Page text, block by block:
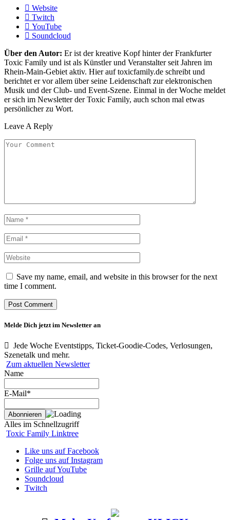
Website
Twitch
YouTube
Soundcloud
Über den Autor: Er ist der kreative Kopf hinter der Frankfurter
Toxic Family und ist als Künstler und Veranstalter seit Jahren im
Rhein-Main-Gebiet aktiv. Hier auf toxicfamily.de schreibt und
berichtet er vor allem über seine Leidenschaft zur elektronischen
Musik und der Club- und Event-Szene. Einmal in der Woche meldet
er sich im Newsletter der Toxic Family, auch schon mal etwas
persönlicher zu Wort.
Leave A Reply
Save my name, email, and website in this browser for the next
time I comment.
Melde Dich jetzt im Newsletter an
Jede Woche Eventstipps, Ticket-Goodie-Codes, Verlosungen,
Szenetalk und mehr.
Zum aktuellen Newsletter
Name
E-Mail*
Alles im Schnellzugriff
Toxic Family Linktree
Like uns auf Facebook
Folge uns auf Instagram
Grille auf YouTube
Soundcloud
Twitch